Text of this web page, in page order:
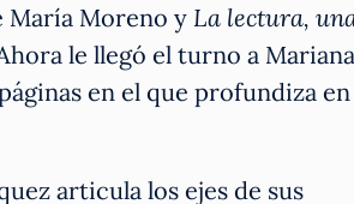
María Moreno y La lectura,
le llegó el turno a Mariana
en el que profundiza en
articula los ejes de sus